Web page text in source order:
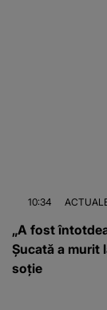
10:34
„A fost
Șucată a murit
soție